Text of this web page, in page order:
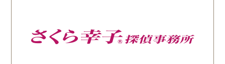
くださったおかげで、今は
して良かったと思ってい